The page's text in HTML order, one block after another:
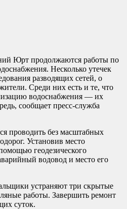
Юрт продолжаются работы по
Несколько утечек
разводящих сетей, о
Среди них есть и те, что
водоснабжения — их
сообщает пресс-служба
проводить без масштабных
Установив место
геодезического
водовод и место его
устраняют три скрытые
работы. Завершить ремонт
суток.